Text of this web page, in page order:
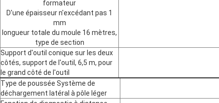
formateur
D'une épaisseur n'excédant pas 1
mm
longueur totale du moule 16 mètres,
type de section
Support d'outil conique sur les deux
côtés, support de l'outil, 6,5 m, pour
le grand côté de l'outil
Type de poussée Système de
déchargement latéral à pôle léger